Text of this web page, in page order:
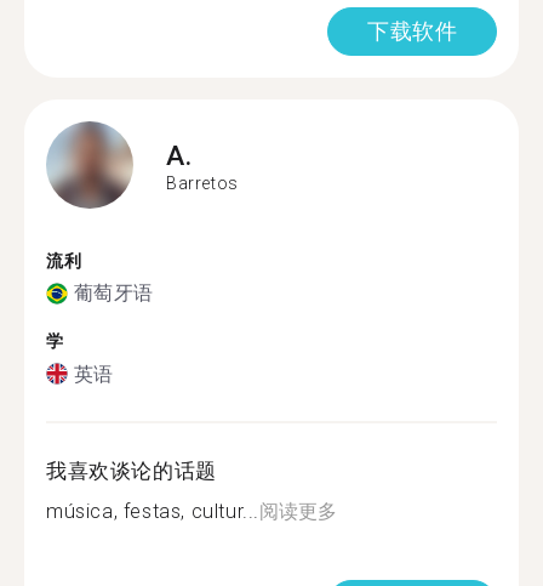
下载软件
A.
Barretos
流利
葡萄牙语
学
英语
我喜欢谈论的话题
música, festas, cultur... 阅读更多